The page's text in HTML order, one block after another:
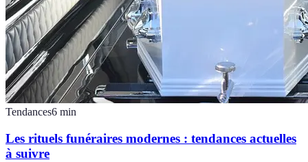
Tendances6 min
Les rituels funéraires modernes : tendances actuelles
à suivre